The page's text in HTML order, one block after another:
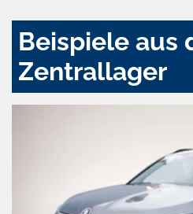
Beispiele aus
Zentrallager